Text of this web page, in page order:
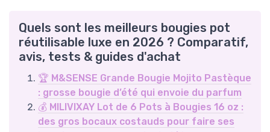
Quels sont les meilleurs bougies pot
réutilisable luxe en 2026 ? Comparatif,
avis, tests & guides d'achat
🏆 M&SENSE Grande Bougie Mojito Pastèque
: grosse bougie d’été qui envoie du parfum
💰 MILIVIXAY Lot de 6 Pots à Bougies 16 oz :
des gros bocaux costauds pour faire ses